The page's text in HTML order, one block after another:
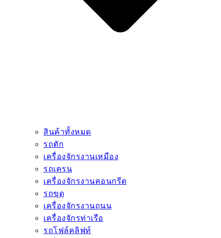
สินค้าทั้งหมด
รถตัก
เครื่องจักรงานเหมือง
รถเครน
เครื่องจักรงานคอนกรีต
รถขุด
เครื่องจักรงานถนน
เครื่องจักรท่าเรือ
รถโฟล์คลิฟท์